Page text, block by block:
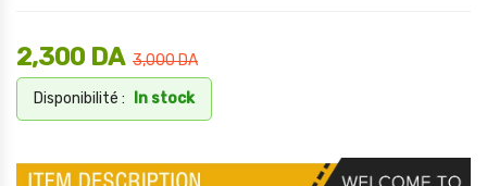
3,000DA
2,300 DA
Disponibilité : In stock